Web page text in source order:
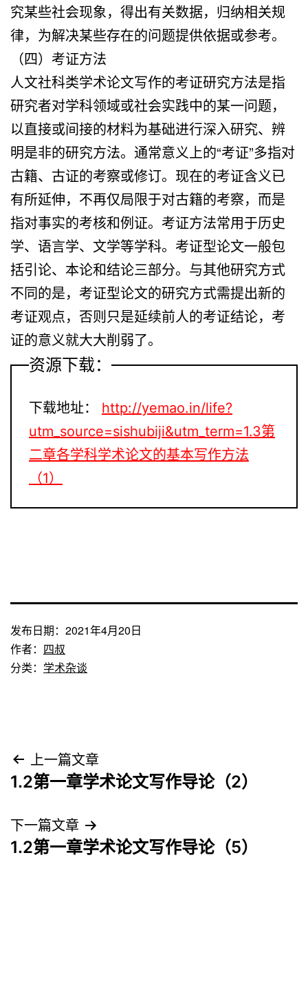
究某些社会现象，得出有关数据，归纳相关规
律，为解决某些存在的问题提供依据或参考。
（四）考证方法
人文社科类学术论文写作的考证研究方法是指
研究者对学科领域或社会实践中的某一问题，
以直接或间接的材料为基础进行深入研究、辨
明是非的研究方法。通常意义上的“考证”多指对
古籍、古证的考察或修订。现在的考证含义已
有所延伸，不再仅局限于对古籍的考察，而是
指对事实的考核和例证。考证方法常用于历史
学、语言学、文学等学科。考证型论文一般包
括引论、本论和结论三部分。与其他研究方式
不同的是，考证型论文的研究方式需提出新的
考证观点，否则只是延续前人的考证结论，考
证的意义就大大削弱了。
资源下载：
下载地址：
http://yemao.in/life?
utm_source=sishubiji&utm_term=1.3第
二章各学科学术论文的基本写作方法
（1）
发布日期： 2021年4月20日
作者： 四叔
分类： 学术杂谈
文
章
导
航
上一篇文章
1.2第一章学术论文写作导论（2）
下一篇文章
1.2第一章学术论文写作导论（5）